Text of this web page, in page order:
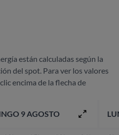
están calculadas según la
del spot. Para ver los valores
encima de la flecha de
9 AGOSTO